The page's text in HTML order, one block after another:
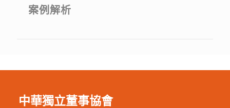
案例解析
中華獨立董事協會